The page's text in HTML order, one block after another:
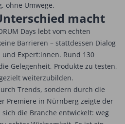
ohne Umwege.
macht
Days lebt vom echten
Barrieren – stattdessen Dialog
Expert:innen. Rund 130
Gelegenheit, Produkte zu testen,
weiterzubilden.
Trends, sondern durch die
Premiere in Nürnberg zeigte der
sich die Branche entwickelt: weg